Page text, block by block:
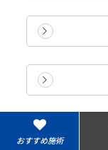
新宿院
0120-565-449
おすすめ施術